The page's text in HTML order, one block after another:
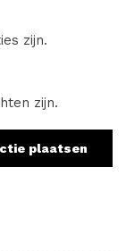
zijn.
zijn.